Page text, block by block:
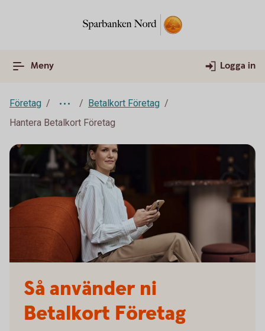
Meny Logga in
Företag
Betalkort Företag
Hantera Betalkort Företag
Så använder ni
Betalkort Företag